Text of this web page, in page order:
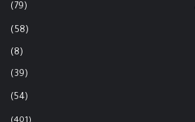
(79)
(58)
(8)
(39)
(54)